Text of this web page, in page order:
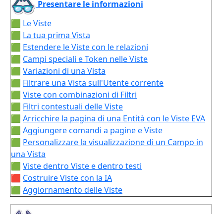
Presentare le informazioni
🟩 Le Viste
🟩 La tua prima Vista
🟩 Estendere le Viste con le relazioni
🟩 Campi speciali e Token nelle Viste
🟩 Variazioni di una Vista
🟩 Filtrare una Vista sull'Utente corrente
🟩 Viste con combinazioni di Filtri
🟩 Filtri contestuali delle Viste
🟩 Arricchire la pagina di una Entità con le Viste EVA
🟩 Aggiungere comandi a pagine e Viste
🟩 Personalizzare la visualizzazione di un Campo in
una Vista
🟩 Viste dentro Viste e dentro testi
🟥 Costruire Viste con la IA
🟩 Aggiornamento delle Viste